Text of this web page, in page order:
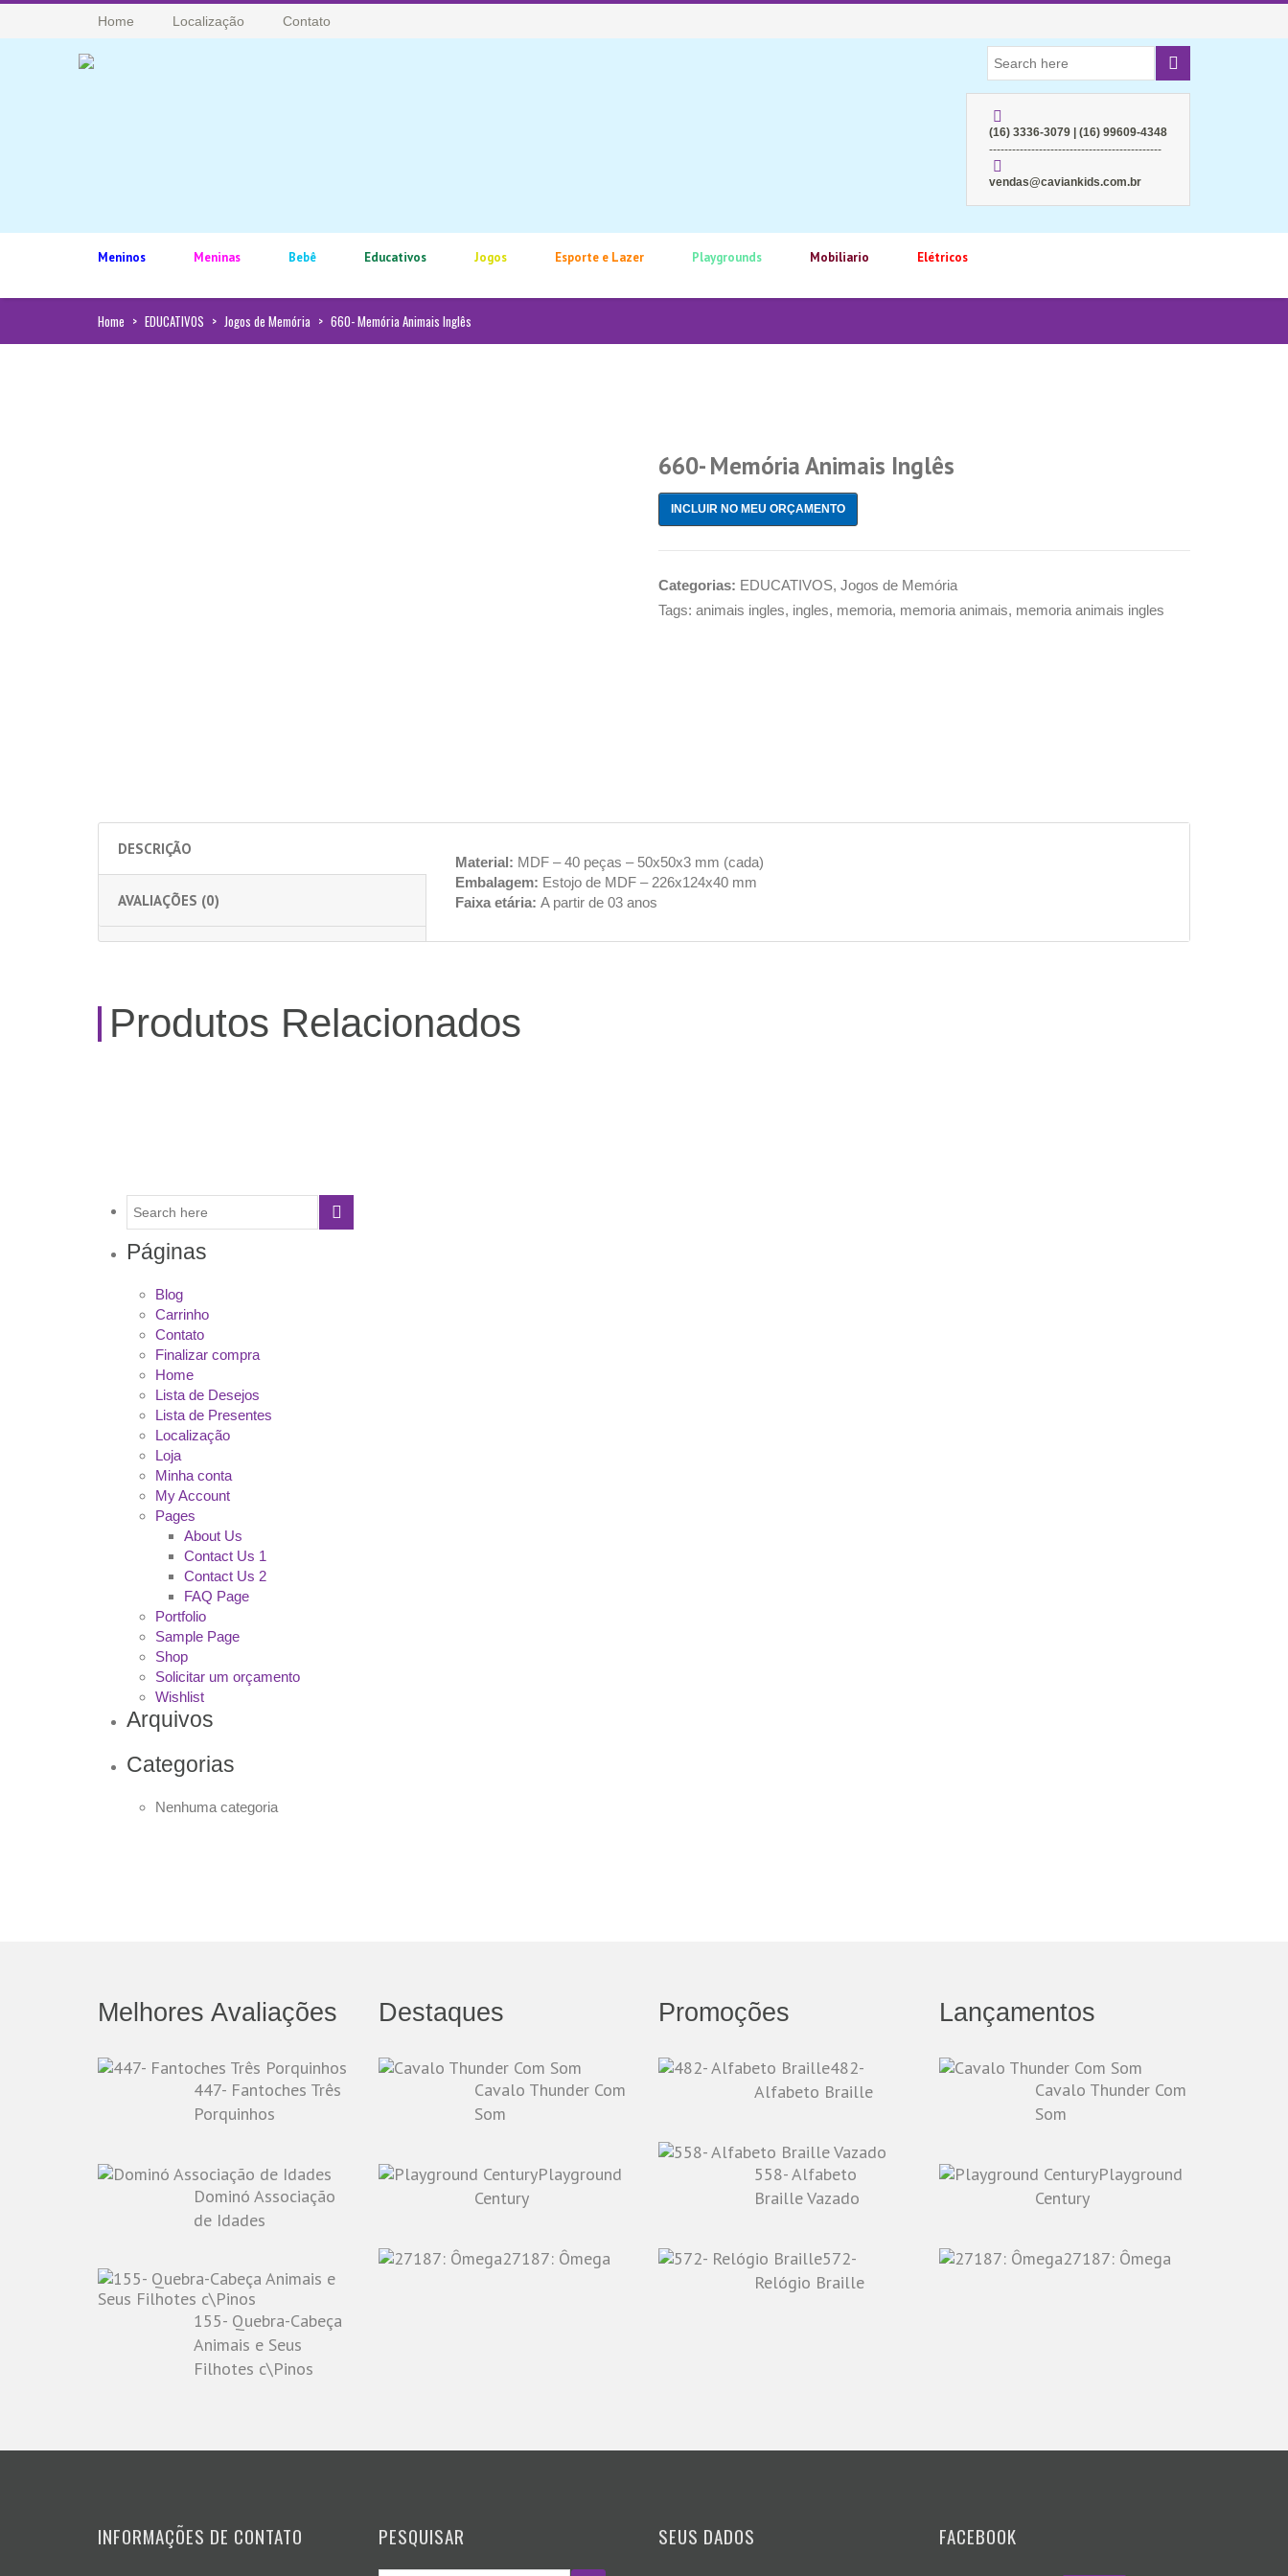
Home Localização Contato
(16) 3336-3079 | (16) 99609-4348
---------------------------------------------
vendas@caviankids.com.br
Meninos Meninas Bebê Educativos Jogos Esporte e Lazer Playgrounds Mobiliario Elétricos
Home > EDUCATIVOS > Jogos de Memória > 660- Memória Animais Inglês
660- Memória Animais Inglês
INCLUIR NO MEU ORÇAMENTO
Categorias: EDUCATIVOS, Jogos de Memória
Tags: animais ingles, ingles, memoria, memoria animais, memoria animais ingles
DESCRIÇÃO
AVALIAÇÕES (0)
Material: MDF – 40 peças – 50x50x3 mm (cada)
Embalagem: Estojo de MDF – 226x124x40 mm
Faixa etária: A partir de 03 anos
Produtos Relacionados
Páginas
Blog
Carrinho
Contato
Finalizar compra
Home
Lista de Desejos
Lista de Presentes
Localização
Loja
Minha conta
My Account
Pages
About Us
Contact Us 1
Contact Us 2
FAQ Page
Portfolio
Sample Page
Shop
Solicitar um orçamento
Wishlist
Arquivos
Categorias
Nenhuma categoria
Melhores Avaliações
447- Fantoches Três
Porquinhos
Dominó Associação
de Idades
155- Quebra-Cabeça
Animais e Seus
Filhotes c\Pinos
Destaques
Cavalo Thunder Com
Som
Playground
Century
27187: Ômega
Promoções
482-
Alfabeto Braille
558- Alfabeto
Braille Vazado
572-
Relógio Braille
Lançamentos
Cavalo Thunder Com
Som
Playground
Century
27187: Ômega
INFORMAÇÕES DE CONTATO PESQUISAR SEUS DADOS FACEBOOK